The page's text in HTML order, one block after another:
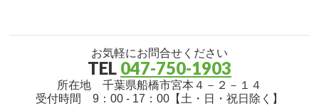
お気軽にお問合せください
TEL 047-750-1903
所在地 千葉県船橋市宮本４－２－１４
受付時間 9：00 - 17：00【土・日・祝日除く】